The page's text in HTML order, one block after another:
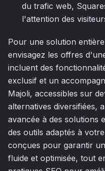
du trafic web,
l'attention des
Pour une solution
envisagez les offres
incluent des
exclusif et un
Majoli, accessibles sur
alternatives diversifiées,
avancée à des solutions
des outils adaptés à
conçues pour garantir
fluide et optimisée, tout